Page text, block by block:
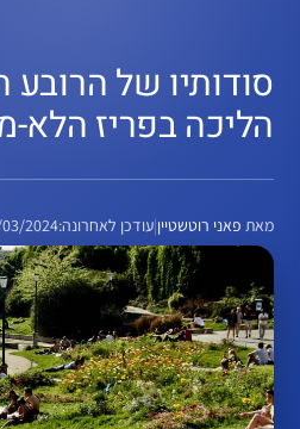
הליכה בפריז הלא-
מאת פאני רוטשטיין|עודכן לאחרונה:2024